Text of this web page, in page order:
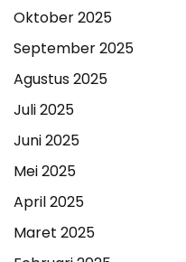
Oktober 2025
September 2025
Agustus 2025
Juli 2025
Juni 2025
Mei 2025
April 2025
Maret 2025